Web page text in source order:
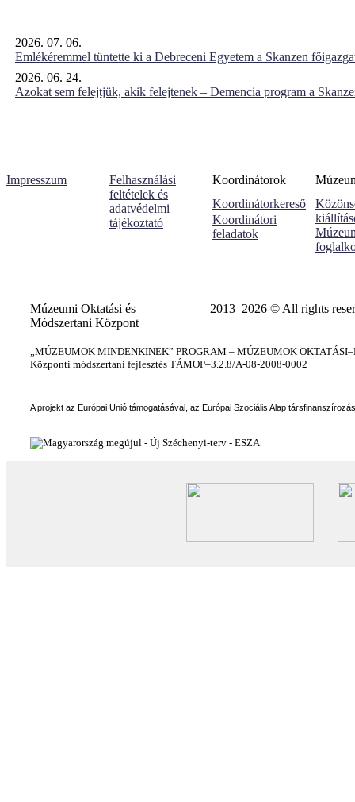
2026. 07. 06.
Emlékéremmel tüntette ki a Debreceni Egyetem a Skanzen
2026. 06. 24.
Azokat sem felejtjük, akik felejtenek – Demencia program a
Impresszum
Felhasználási
feltételek és
adatvédelmi
tájékoztató
Koordinátorok
Koordinátorkereső
Koordinátori
feladatok
Múzeumi Oktatási és
Módszertani Központ
2013–2026 © All rights
„MÚZEUMOK MINDENKINEK” PROGRAM – MÚZEUMOK
Központi módszertani fejlesztés TÁMOP–3.2.8/A-08-2008-0002
A projekt az Európai Unió támogatásával, az Európai Szociális Alap